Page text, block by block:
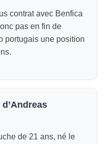
contrat avec Benfica
pas en fin de
portugais une position
de 21 ans, né le